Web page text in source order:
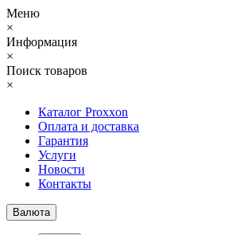
Меню
×
Информация
×
Поиск товаров
×
Каталог Proxxon
Оплата и доставка
Гарантия
Услуги
Новости
Контакты
Валюта